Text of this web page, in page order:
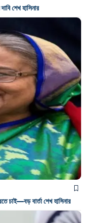
শেখ হাসিনার
চাই—বড় বার্তা শেখ হাসিনার